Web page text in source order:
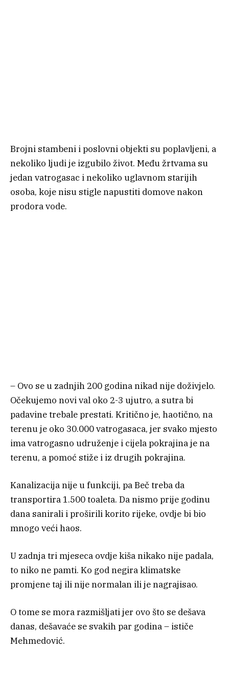
Brojni stambeni i poslovni objekti su poplavljeni, a
nekoliko ljudi je izgubilo život. Među žrtvama su
jedan vatrogasac i nekoliko uglavnom starijih
osoba, koje nisu stigle napustiti domove nakon
prodora vode.
– Ovo se u zadnjih 200 godina nikad nije doživjelo.
Očekujemo novi val oko 2-3 ujutro, a sutra bi
padavine trebale prestati. Kritično je, haotično, na
terenu je oko 30.000 vatrogasaca, jer svako mjesto
ima vatrogasno udruženje i cijela pokrajina je na
terenu, a pomoć stiže i iz drugih pokrajina.
Kanalizacija nije u funkciji, pa Beč treba da
transportira 1.500 toaleta. Da nismo prije godinu
dana sanirali i proširili korito rijeke, ovdje bi bio
mnogo veći haos.
U zadnja tri mjeseca ovdje kiša nikako nije padala,
to niko ne pamti. Ko god negira klimatske
promjene taj ili nije normalan ili je nagrajisao.
O tome se mora razmišljati jer ovo što se dešava
danas, dešavaće se svakih par godina – ističe
Mehmedović.